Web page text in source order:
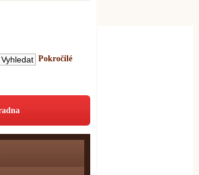
Pokročilé